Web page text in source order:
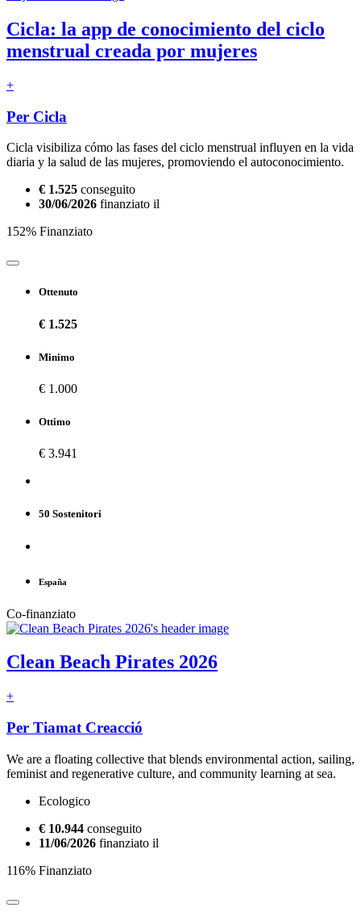
Cicla: la app de conocimiento del ciclo
menstrual creada por mujeres
+
Per Cicla
Cicla visibiliza cómo las fases del ciclo menstrual influyen en la vida
diaria y la salud de las mujeres, promoviendo el autoconocimiento.
€ 1.525 conseguito
30/06/2026 finanziato il
152% Finanziato
Ottenuto
€ 1.525
Minimo
€ 1.000
Ottimo
€ 3.941
50 Sostenitori
España
Co-finanziato
Clean Beach Pirates 2026
+
Per Tiamat Creacció
We are a floating collective that blends environmental action, sailing,
feminist and regenerative culture, and community learning at sea.
Ecologico
€ 10.944 conseguito
11/06/2026 finanziato il
116% Finanziato